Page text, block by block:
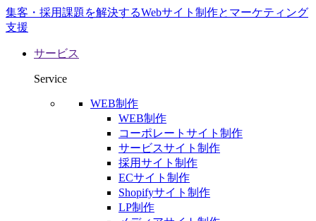
集客・採用課題を解決するWebサイト制作とマーケティング
支援
サービス
Service
WEB制作
WEB制作
コーポレートサイト制作
サービスサイト制作
採用サイト制作
ECサイト制作
Shopifyサイト制作
LP制作